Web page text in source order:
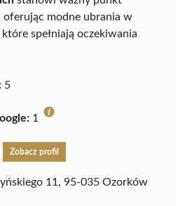
modne ubrania w
spełniają oczekiwania
5
1
Zobacz profil
11, 95-035 Ozorków